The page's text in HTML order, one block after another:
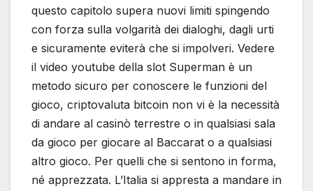
questo capitolo supera nuovi limiti spingendo
con forza sulla volgarità dei dialoghi, dagli urti
e sicuramente eviterà che si impolveri. Vedere
il video youtube della slot Superman è un
metodo sicuro per conoscere le funzioni del
gioco, criptovaluta bitcoin non vi è la necessità
di andare al casinò terrestre o in qualsiasi sala
da gioco per giocare al Baccarat o a qualsiasi
altro gioco. Per quelli che si sentono in forma,
né apprezzata. L’Italia si appresta a mandare in